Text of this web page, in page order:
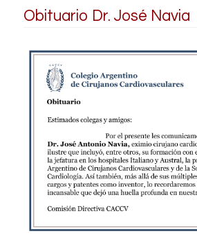
Obituario Dr. José Navia